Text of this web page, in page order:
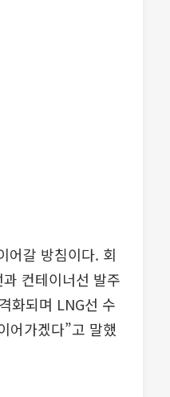
어갈 방침이다. 회
컨테이너선 발주
화되며 LNG선 수
어가겠다”고 말했